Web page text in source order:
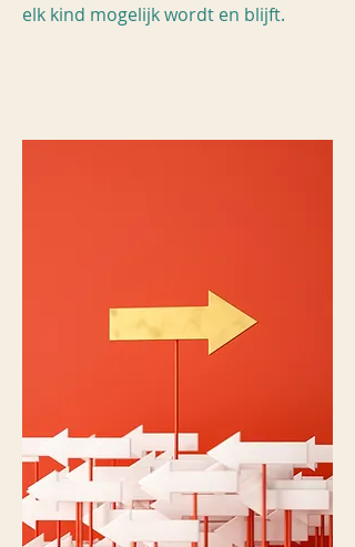
elk kind mogelijk wordt en blijft.